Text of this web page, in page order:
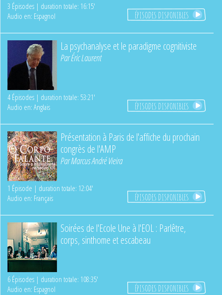
3 Épisodes | duration totale: 16:15'
Audio en: Espagnol
ÉPISODES DISPONIBLES
La psychanalyse et le paradigme cognitiviste
ParÉric Laurent
4 Épisodes | duration totale: 53:21'
Audio en: Anglais
ÉPISODES DISPONIBLES
Présentation à Paris de l'affiche du prochain
congrès de l'AMP
ParMarcus André Vieira
1 Épisode | duration totale: 12:04'
Audio en: Français
ÉPISODES DISPONIBLES
Soirées de l'Ecole Une à l'EOL : Parlêtre,
corps, sinthome et escabeau
6 Épisodes | duration totale: 108:35'
Audio en: Espagnol
ÉPISODES DISPONIBLES